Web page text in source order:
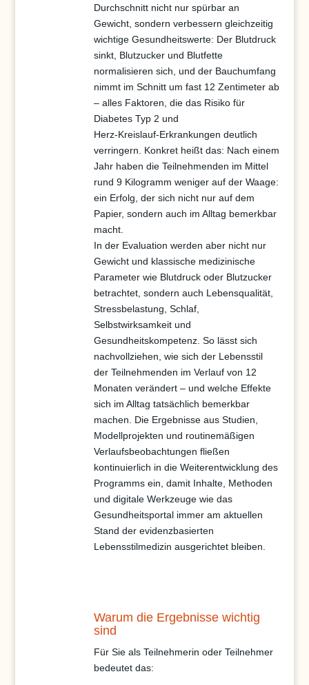
Durchschnitt nicht nur spürbar an
Gewicht, sondern verbessern gleichzeitig
wichtige Gesundheitswerte: Der Blutdruck
sinkt, Blutzucker und Blutfette
normalisieren sich, und der Bauchumfang
nimmt im Schnitt um fast 12 Zentimeter ab
– alles Faktoren, die das Risiko für
Diabetes Typ 2 und
Herz‑Kreislauf‑Erkrankungen deutlich
verringern. Konkret heißt das: Nach einem
Jahr haben die Teilnehmenden im Mittel
rund 9 Kilogramm weniger auf der Waage:
ein Erfolg, der sich nicht nur auf dem
Papier, sondern auch im Alltag bemerkbar
macht.
In der Evaluation werden aber nicht nur
Gewicht und klassische medizinische
Parameter wie Blutdruck oder Blutzucker
betrachtet, sondern auch Lebensqualität,
Stressbelastung, Schlaf,
Selbstwirksamkeit und
Gesundheitskompetenz. So lässt sich
nachvollziehen, wie sich der Lebensstil
der Teilnehmenden im Verlauf von 12
Monaten verändert – und welche Effekte
sich im Alltag tatsächlich bemerkbar
machen. Die Ergebnisse aus Studien,
Modellprojekten und routinemäßigen
Verlaufsbeobachtungen fließen
kontinuierlich in die Weiterentwicklung des
Programms ein, damit Inhalte, Methoden
und digitale Werkzeuge wie das
Gesundheitsportal immer am aktuellen
Stand der evidenzbasierten
Lebensstilmedizin ausgerichtet bleiben.
Warum die Ergebnisse wichtig
sind
Für Sie als Teilnehmerin oder Teilnehmer
bedeutet das: